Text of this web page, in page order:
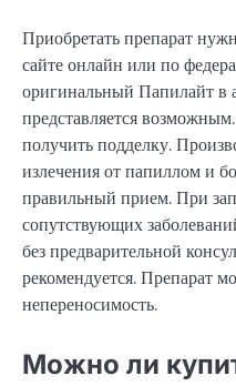
Приобретать препарат
сайте онлайн или по
оригинальный Папилайт в
представляется
получить подделку.
излечения от папиллом и
правильный прием. При
сопутствующих
без предварительной
рекомендуется. Препарат
непереносимость.
Можно ли